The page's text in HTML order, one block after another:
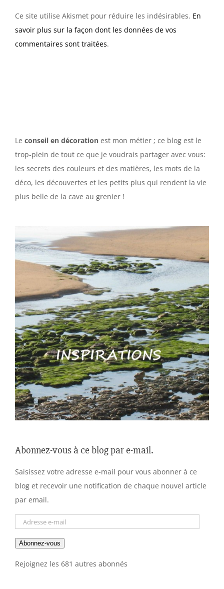
Ce site utilise Akismet pour réduire les indésirables. En
savoir plus sur la façon dont les données de vos
commentaires sont traitées.
Le conseil en décoration est mon métier ; ce blog est le
trop-plein de tout ce que je voudrais partager avec vous:
les secrets des couleurs et des matières, les mots de la
déco, les découvertes et les petits plus qui rendent la vie
plus belle de la cave au grenier !
Abonnez-vous à ce blog par e-mail.
Saisissez votre adresse e-mail pour vous abonner à ce
blog et recevoir une notification de chaque nouvel article
par email.
Adresse
mail
Abonnez-vous
Rejoignez les 681 autres abonnés